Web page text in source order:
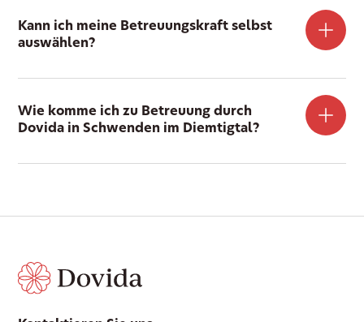
Kann ich meine Betreuungskraft selbst
auswählen?
Wie komme ich zu Betreuung durch
Dovida in Schwenden im Diemtigtal?